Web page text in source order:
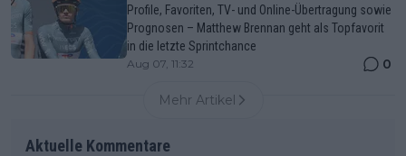
Profile, Favoriten, TV- und Online-Übertragung sowie
Prognosen – Matthew Brennan geht als Topfavorit
in die letzte Sprintchance
Aug 07, 11:32 0
Mehr Artikel
Aktuelle Kommentare